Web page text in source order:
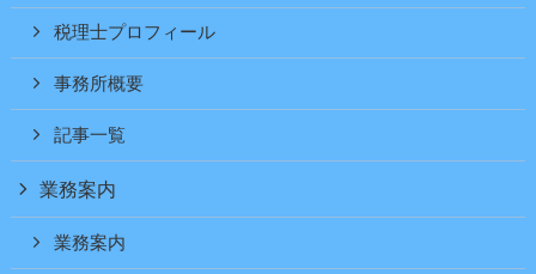
税理士プロフィール
事務所概要
記事一覧
業務案内
業務案内